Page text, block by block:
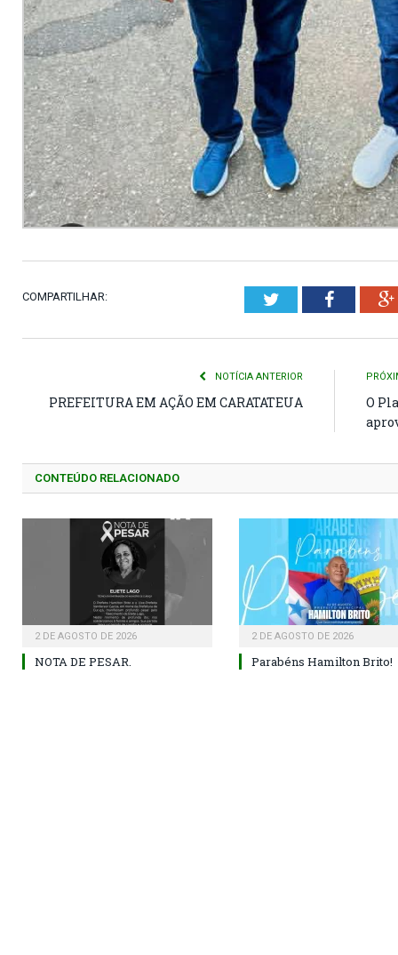
COMPARTILHAR: Twitter
NOTÍCIA ANTERIOR
PREFEITURA EM AÇÃO EM CARATATEUA
O
CONTEÚDO RELACIONADO
2 DE AGOSTO DE 2026
NOTA DE PESAR.
2 DE AGOSTO DE 2026
Parabéns Hamilton Brito!